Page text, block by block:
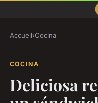
Accueil›Cocina
COCINA
Deliciosa